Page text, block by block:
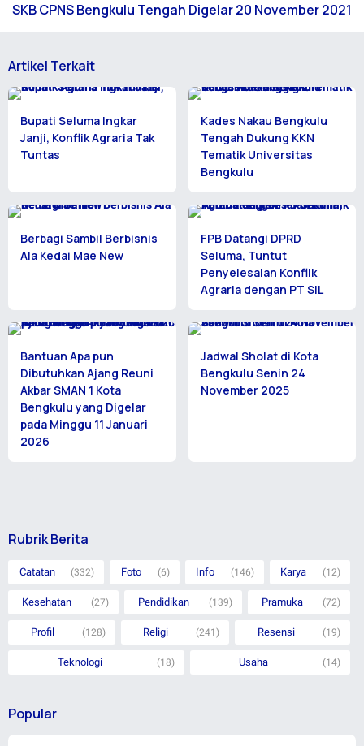
SKB CPNS Bengkulu Tengah Digelar 20 November 2021
Artikel Terkait
Bupati Seluma Ingkar
Janji, Konflik Agraria Tak
Tuntas
Kades Nakau Bengkulu
Tengah Dukung KKN
Tematik Universitas
Bengkulu
Berbagi Sambil Berbisnis
Ala Kedai Mae New
FPB Datangi DPRD
Seluma, Tuntut
Penyelesaian Konflik
Agraria dengan PT SIL
Bantuan Apa pun
Dibutuhkan Ajang Reuni
Akbar SMAN 1 Kota
Bengkulu yang Digelar
pada Minggu 11 Januari
2026
Jadwal Sholat di Kota
Bengkulu Senin 24
November 2025
Rubrik Berita
Catatan (332) Foto (6) Info (146) Karya (12)
Kesehatan (27) Pendidikan (139) Pramuka (72)
Profil (128) Religi (241) Resensi (19)
Teknologi (18) Usaha (14)
Popular